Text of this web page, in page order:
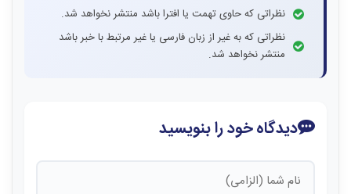
نظراتی که حاوی تهمت یا افترا باشد منتشر نخواهد شد.
نظراتی که به غیر از زبان فارسی یا غیر مرتبط با خبر باشد
منتشر نخواهد شد.
دیدگاه خود را بنویسید